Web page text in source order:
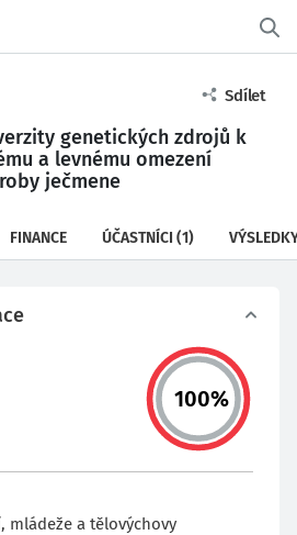
Sdílet
genetických zdrojů k
a levnému omezení
ječmene
FINANCE ÚČASTNÍCI (1)
100%
mládeže a tělovýchovy